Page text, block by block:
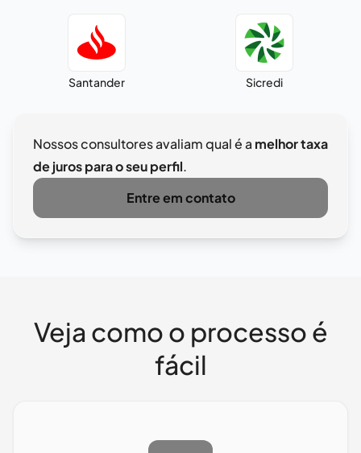
Santander Sicredi
Nossos consultores avaliam qual é a melhor taxa
de juros para o seu perfil.
Entre em contato
Veja como o processo é
fácil